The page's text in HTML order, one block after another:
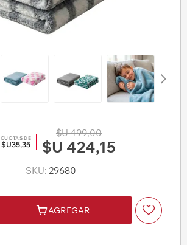
CUOTAS DE
$U35,35
$U 499,00
$U 424,15
SKU: 29680
AGREGAR